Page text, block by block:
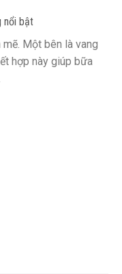
nổi bật
Một bên là vang
hợp này giúp bữa